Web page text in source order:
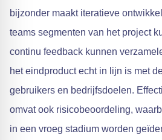
bijzonder maakt iteratieve
teams segmenten van het project
continu feedback kunnen
het eindproduct echt in lijn is met
gebruikers en bedrijfsdoelen.
omvat ook risicobeoordeling,
in een vroeg stadium worden